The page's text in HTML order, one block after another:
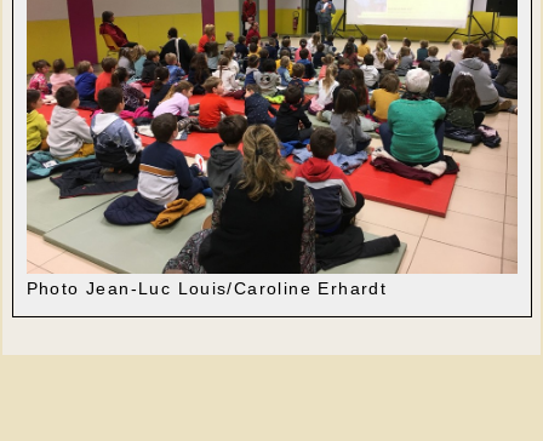
Photo Jean-Luc Louis/Caroline Erhardt